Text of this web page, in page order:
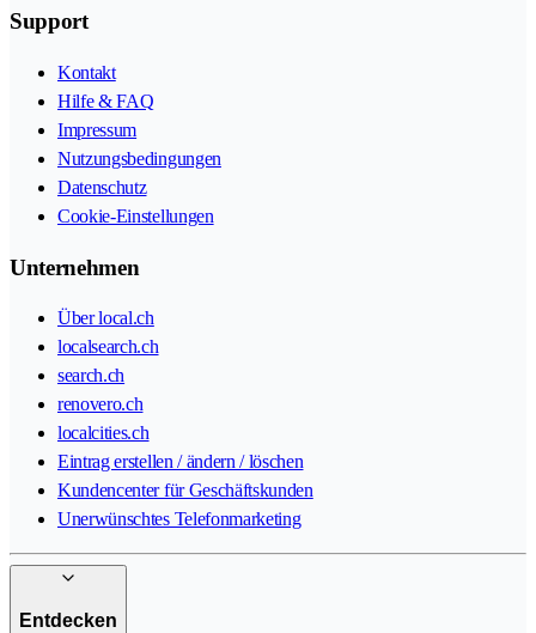
Support
Kontakt
Hilfe & FAQ
Impressum
Nutzungsbedingungen
Datenschutz
Cookie-Einstellungen
Unternehmen
Über local.ch
localsearch.ch
search.ch
renovero.ch
localcities.ch
Eintrag erstellen / ändern / löschen
Kundencenter für Geschäftskunden
Unerwünschtes Telefonmarketing
Entdecken